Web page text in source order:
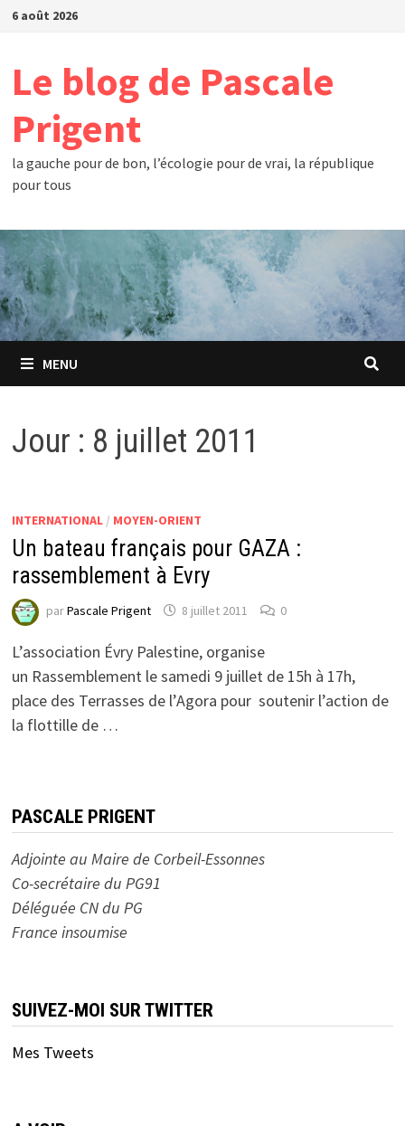
Passer
6 août 2026
Le blog de Pascale
Prigent
la gauche pour de bon, l’écologie pour de vrai, la république
pour tous
MENU
Jour : 8 juillet 2011
INTERNATIONAL/ MOYEN-ORIENT
Un bateau français pour GAZA :
rassemblement à Evry
parPascale Prigent 8 juillet 2011 0
L’association Évry Palestine, organise
un Rassemblement le samedi 9 juillet de 15h à 17h,
place des Terrasses de l’Agora pour soutenir l’action de
la flottille de …
PASCALE PRIGENT
Adjointe au Maire de Corbeil-Essonnes
Co-secrétaire du PG91
Déléguée CN du PG
France insoumise
SUIVEZ-MOI SUR TWITTER
Mes Tweets